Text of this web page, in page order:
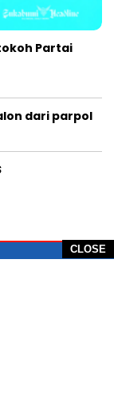
CLOSE
Partai
dari parpol